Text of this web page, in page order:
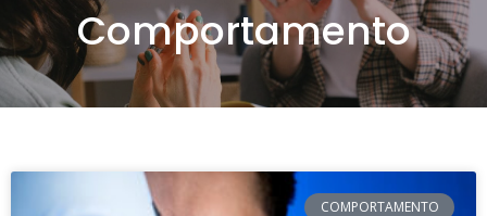
Comportamento
COMPORTAMENTO